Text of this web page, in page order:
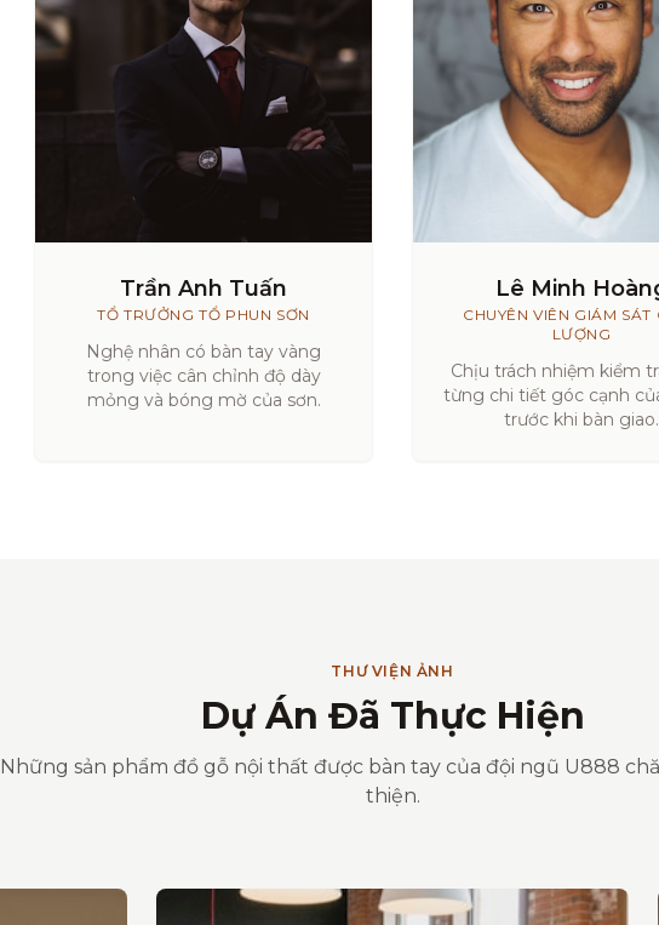
Trần Anh Tuấn
TỔ TRƯỞNG TỔ PHUN SƠN
Nghệ nhân có bàn tay vàng
trong việc cân chỉnh độ dày
mỏng và bóng mờ của sơn.
Lê Minh
CHUYÊN VIÊN GIÁM SÁT
LƯỢNG
Chịu trách nhiệm kiểm
từng chi tiết góc cạnh
trước khi bàn giao.
THƯ VIỆN ẢNH
Dự Án Đã Thực Hiện
Những sản phẩm đồ gỗ nội thất được bàn tay của đội ngũ U888
thiện.